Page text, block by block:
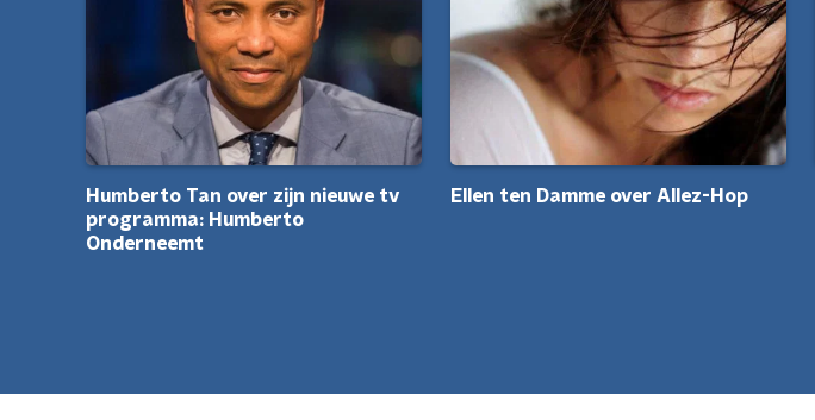
Humberto Tan over zijn nieuwe tv
programma: Humberto
Onderneemt
Ellen ten Damme over Allez-Hop